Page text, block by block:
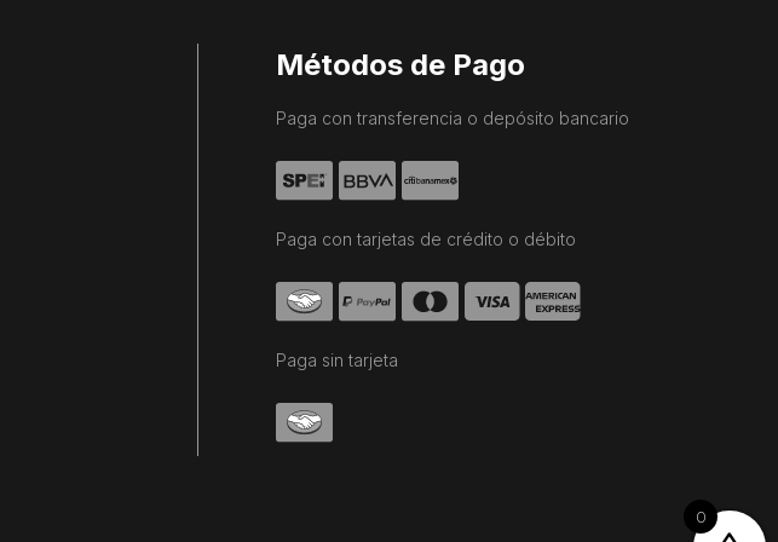
Métodos de Pago
Paga con transferencia o depósito bancario
Paga con tarjetas de crédito o débito
Paga sin tarjeta
0